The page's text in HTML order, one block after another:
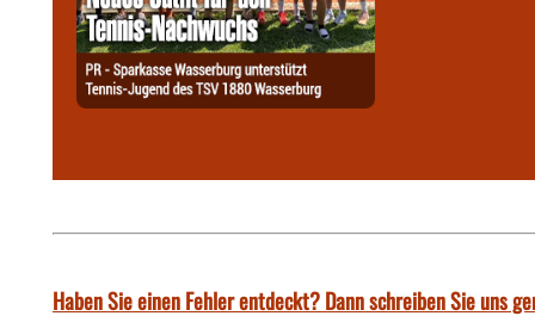
Haben Sie einen Fehler entdeckt? Dann schreiben Sie uns